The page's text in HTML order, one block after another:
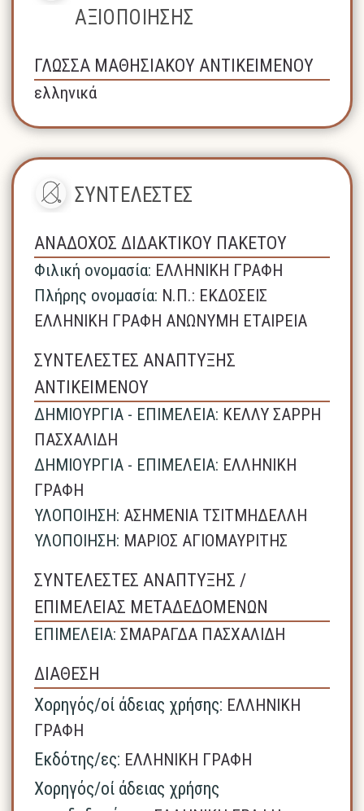
ΑΞΙΟΠΟΙΗΣΗΣ
ΓΛΩΣΣΑ ΜΑΘΗΣΙΑΚΟΥ ΑΝΤΙΚΕΙΜΕΝΟΥ
ελληνικά
ΣΥΝΤΕΛΕΣΤΕΣ
ΑΝΑΔΟΧΟΣ ΔΙΔΑΚΤΙΚΟΥ ΠΑΚΕΤΟΥ
Φιλική ονομασία: ΕΛΛΗΝΙΚΗ ΓΡΑΦΗ
Πλήρης ονομασία: N.Π.: ΕΚΔΟΣΕΙΣ
ΕΛΛΗΝΙΚΗ ΓΡΑΦΗ ΑΝΩΝΥΜΗ ΕΤΑΙΡΕΙΑ
ΣΥΝΤΕΛΕΣΤΕΣ ΑΝΑΠΤΥΞΗΣ
ΑΝΤΙΚΕΙΜΕΝΟΥ
ΔΗΜΙΟΥΡΓΙΑ - ΕΠΙΜΕΛΕΙΑ: ΚΕΛΛΥ ΣΑΡΡΗ
ΠΑΣΧΑΛΙΔΗ
ΔΗΜΙΟΥΡΓΙΑ - ΕΠΙΜΕΛΕΙΑ: ΕΛΛΗΝΙΚΗ
ΓΡΑΦΗ
ΥΛΟΠΟΙΗΣΗ: ΑΣΗΜΕΝΙΑ ΤΣΙΤΜΗΔΕΛΛΗ
ΥΛΟΠΟΙΗΣΗ: ΜΑΡΙΟΣ ΑΓΙΟΜΑΥΡΙΤΗΣ
ΣΥΝΤΕΛΕΣΤΕΣ ΑΝΑΠΤΥΞΗΣ /
ΕΠΙΜΕΛΕΙΑΣ ΜΕΤΑΔΕΔΟΜΕΝΩΝ
ΕΠΙΜΕΛΕΙΑ: ΣΜΑΡΑΓΔΑ ΠΑΣΧΑΛΙΔΗ
ΔΙΑΘΕΣΗ
Χορηγός/οί άδειας χρήσης: ΕΛΛΗΝΙΚΗ
ΓΡΑΦΗ
Εκδότης/ες: ΕΛΛΗΝΙΚΗ ΓΡΑΦΗ
Χορηγός/οί άδειας χρήσης